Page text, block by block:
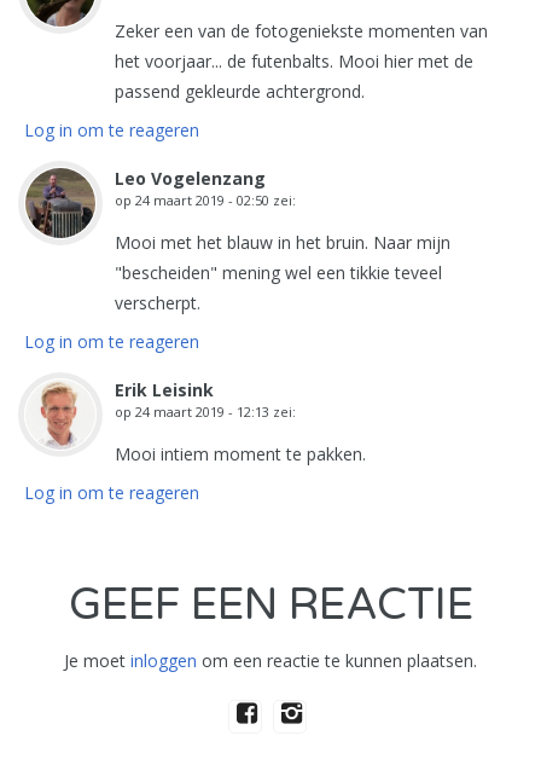
Zeker een van de fotogeniekste momenten van
het voorjaar... de futenbalts. Mooi hier met de
passend gekleurde achtergrond.
Log in om te reageren
Leo Vogelenzang
op 24 maart 2019 - 02:50 zei:
Mooi met het blauw in het bruin. Naar mijn
"bescheiden" mening wel een tikkie teveel
verscherpt.
Log in om te reageren
Erik Leisink
op 24 maart 2019 - 12:13 zei:
Mooi intiem moment te pakken.
Log in om te reageren
GEEF EEN REACTIE
Je moet inloggen om een reactie te kunnen plaatsen.